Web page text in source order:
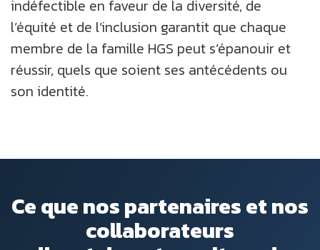
indéfectible en faveur de la diversité, de
l’équité et de l’inclusion garantit que chaque
membre de la famille HGS peut s’épanouir et
réussir, quels que soient ses antécédents ou
son identité.
Ce que nos partenaires et nos
collaborateurs